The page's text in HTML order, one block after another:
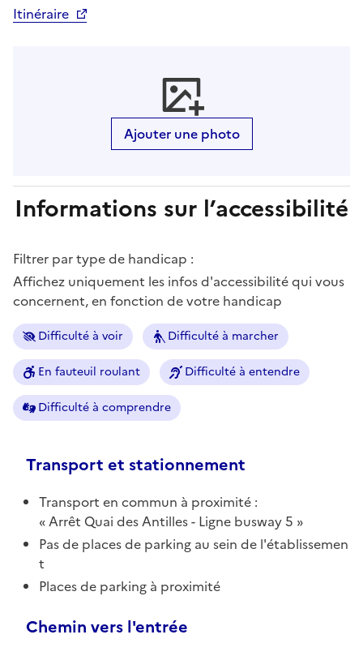
Itinéraire
Ajouter une photo
Informations sur l’accessibilité
Filtrer par type de handicap :
Affichez uniquement les infos d'accessibilité qui vous
concernent, en fonction de votre handicap
Difficulté à voir Difficulté à marcher
En fauteuil roulant Difficulté à entendre
Difficulté à comprendre
Transport et stationnement
Transport en commun à proximité :
Arrêt Quai des Antilles - Ligne busway 5
Pas de places de parking au sein de l'établissemen
t
Places de parking à proximité
Chemin vers l'entrée